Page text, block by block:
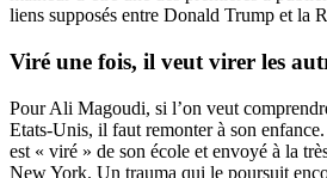
liens supposés entre Donald Trump et la
Viré une fois, il veut virer les
Pour Ali Magoudi, si l’on veut
Etats-Unis, il faut remonter à son
est « viré » de son école et envoyé à la
New York. Un trauma qui le poursuit